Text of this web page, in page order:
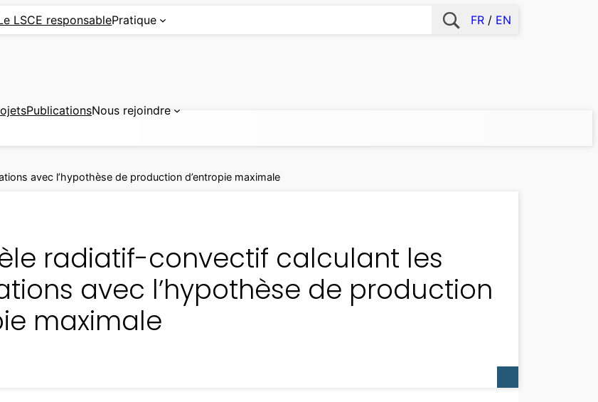
LSCE responsablePratique FR EN
PublicationsNous rejoindre
avec l’hypothèse de production d’entropie maximale
radiatif-convectif calculant les
avec l’hypothèse de production
maximale